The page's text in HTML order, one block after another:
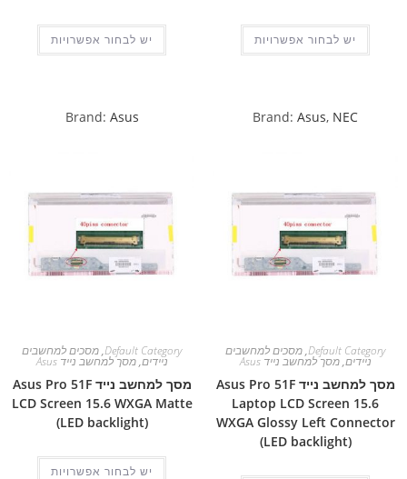
יש לבחור אפשרויות יש לבחור אפשרויות
Brand: Asus, NEC
Default Category
,מסכים למחשבים
ניידים,מסך למחשב נייד Asus
מסך למחשב נייד Asus Pro 51F
Laptop LCD Screen 15.6
WXGA Glossy Left Connector
(LED backlight)
Brand: Asus
Default Category
,מסכים למחשבים
ניידים,מסך למחשב נייד Asus
מסך למחשב נייד Asus Pro 51F
LCD Screen 15.6 WXGA Matte
(LED backlight)
יש לבחור אפשרויות